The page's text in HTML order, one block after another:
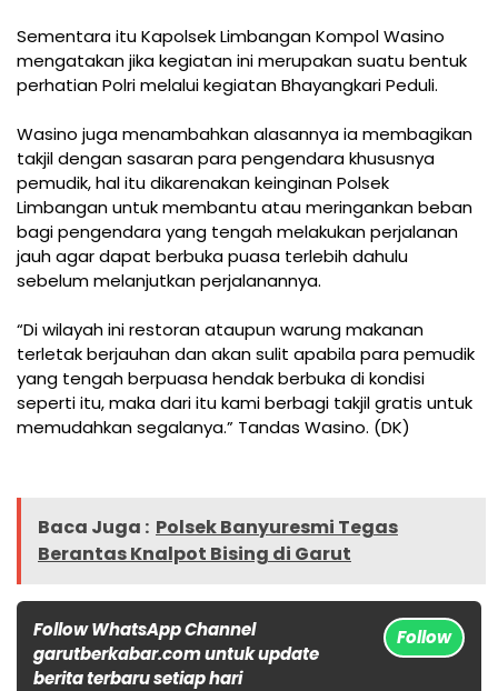
Sementara itu Kapolsek Limbangan Kompol Wasino
mengatakan jika kegiatan ini merupakan suatu bentuk
perhatian Polri melalui kegiatan Bhayangkari Peduli.
Wasino juga menambahkan alasannya ia membagikan
takjil dengan sasaran para pengendara khususnya
pemudik, hal itu dikarenakan keinginan Polsek
Limbangan untuk membantu atau meringankan beban
bagi pengendara yang tengah melakukan perjalanan
jauh agar dapat berbuka puasa terlebih dahulu
sebelum melanjutkan perjalanannya.
“Di wilayah ini restoran ataupun warung makanan
terletak berjauhan dan akan sulit apabila para pemudik
yang tengah berpuasa hendak berbuka di kondisi
seperti itu, maka dari itu kami berbagi takjil gratis untuk
memudahkan segalanya.” Tandas Wasino. (DK)
Baca Juga : Polsek Banyuresmi Tegas
Berantas Knalpot Bising di Garut
Follow WhatsApp Channel
garutberkabar.com untuk update
berita terbaru setiap hari
Follow